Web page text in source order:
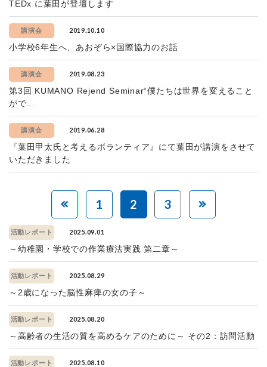
TEDx に葉田が登壇します
講演会 2019.10.10
小学校6年生へ、あおぞら×国際協力のお話
講演会 2019.08.23
第3回 KUMANO Rejend Seminar“僕たちは世界を変えること
がで...
講演会 2019.06.28
『葉田甲太氏と考えるボランティア』にて葉田が講演をさせて
いただきました
1 2 3
活動レポート 2025.09.01
～幼稚園・学校での作業療法実践 第二章～
活動レポート 2025.08.29
～2歳になった脳性麻痺の女の子～
活動レポート 2025.08.20
～高齢者の生活の質を高めるケアのために～ その2：訪問活動
活動レポート 2025.08.10